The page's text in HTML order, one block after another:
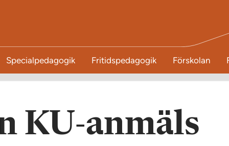
Specialpedagogik Fritidspedagogik Förskolan
KU-anmäls